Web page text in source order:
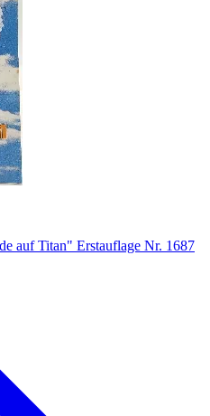
auf Titan" Erstauflage Nr. 1687